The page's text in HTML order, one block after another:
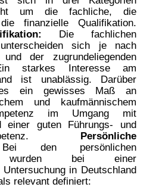
um die fachliche, die
finanzielle Qualifikation.
Die fachlichen
unterscheiden sich je nach
und der zugrundeliegenden
starkes Interesse am
ist unablässig. Darüber
ein gewisses Maß an
und kaufmännischem
im Umgang mit
einer guten Führungs- und
Persönliche
Bei den persönlichen
wurden bei einer
in Deutschland
relevant definiert: